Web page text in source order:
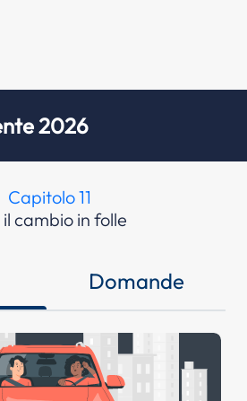
2026
Capitolo 11
cambio in folle
Domande